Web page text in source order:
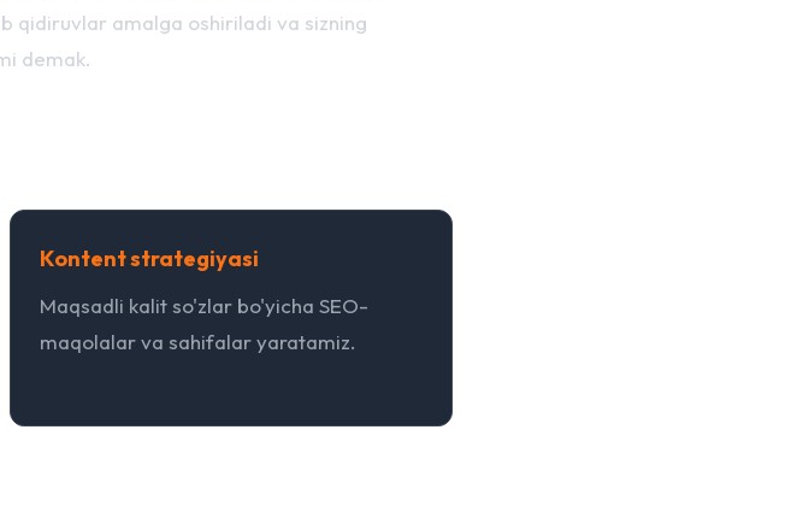
qidiruvlar amalga oshiriladi va sizning
demak.
Kontent strategiyasi
Maqsadli kalit so'zlar bo'yicha SEO-
maqolalar va sahifalar yaratamiz.